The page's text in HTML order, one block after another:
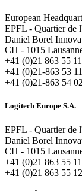
European
EPFL - Quartier de
Daniel Borel
CH - 1015
+41 (0)21 863 55 11
+41 (0)21-863 53
+41 (0)21-863 54
Logitech Europe S.A.
EPFL - Quartier de
Daniel Borel
CH - 1015
+41 (0)21 863 55 11
+41 (0)21 863 55